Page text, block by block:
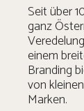
Seit über
ganz
einem
Branding
von
Marken.